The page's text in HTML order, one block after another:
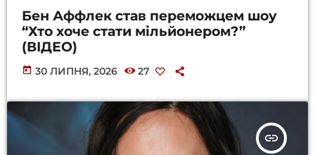
Бен Аффлек став переможцем шоу
“Хто хоче стати мільйонером?”
(ВІДЕО)
today 30 ЛИПНЯ, 2026 27
insert_link